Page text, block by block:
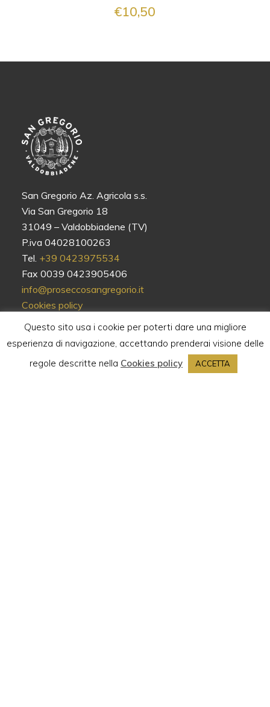
€10,50
San Gregorio Az. Agricola s.s.
Via San Gregorio 18
31049 – Valdobbiadene (TV)
P.iva 04028100263
Tel. +39 0423975534
Fax 0039 0423905406
info@proseccosangregorio.it
Cookies policy
Termini e condizioni
Website solutions by REBULA
Questo sito usa i cookie per poterti dare una migliore
esperienza di navigazione, accettando prenderai visione delle
regole descritte nella Cookies policy ACCETTA